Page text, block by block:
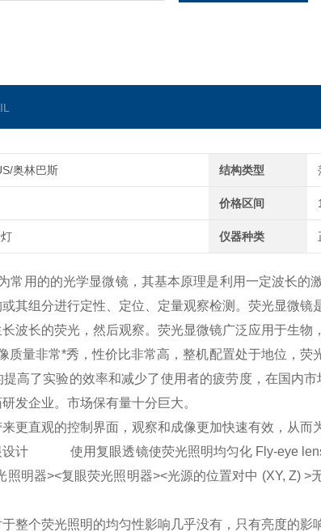
奥林巴斯 结构类型
价格区间
仪器种类
常用的的光学显微镜，其基本原理是利用一定波长的
其组分进行定性、定位、定量观察检测。荧光显微镜
波长的荧光，然后观察。荧光显微镜广泛应用于生物
质量非常*秀，性价比非常高，整机配置处于地位，
高了实验的效率和减少了使用者的疲劳度，在国内
发企业。市场保有量十分巨大。
更直观的控制界面，观察和成像更加快速有效，从而
设计 使用复眼透镜使荧光照明均匀化 Fly-eye
明器><复眼荧光照明器><光源的位置对中 (XY, Z) >
整个荧光照明的均匀性影响几乎没有，只有亮度的影